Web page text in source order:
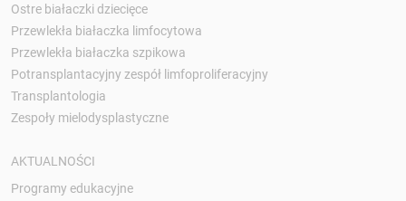
Ostre białaczki dziecięce
Przewlekła białaczka limfocytowa
Przewlekła białaczka szpikowa
Potransplantacyjny zespół limfoproliferacyjny
Transplantologia
Zespoły mielodysplastyczne
AKTUALNOŚCI
Programy edukacyjne